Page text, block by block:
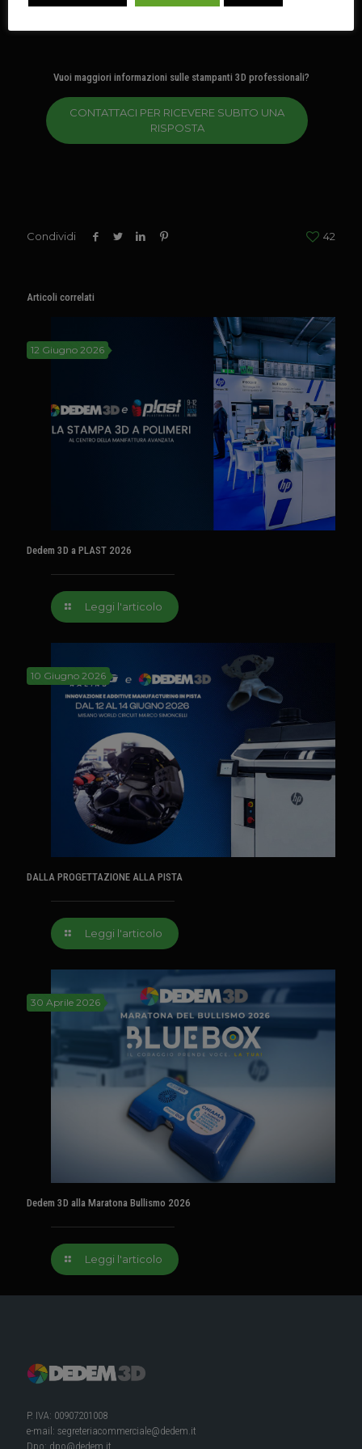
Vuoi maggiori informazioni sulle stampanti 3D professionali?
CONTATTACI PER RICEVERE SUBITO UNA
RISPOSTA
Condividi 42
Articoli correlati
12 Giugno 2026
Dedem 3D a PLAST 2026
Leggi l'articolo
10 Giugno 2026
DALLA PROGETTAZIONE ALLA PISTA
Leggi l'articolo
30 Aprile 2026
Dedem 3D alla Maratona Bullismo 2026
Leggi l'articolo
P. IVA: 00907201008
e-mail: segreteriacommerciale@dedem.it
Dpo: dpo@dedem.it